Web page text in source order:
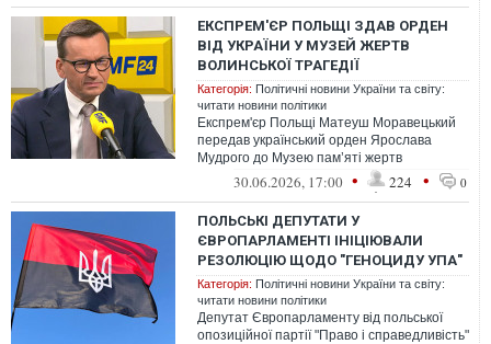
ЕКСПРЕМ'ЄР ПОЛЬЩІ ЗДАВ ОРДЕН
ВІД УКРАЇНИ У МУЗЕЙ ЖЕРТВ
ВОЛИНСЬКОЇ ТРАГЕДІЇ
Категорія: Політичні новини України та світу:
читати новини політики
Експрем'єр Польщі Матеуш Моравецький
передав український орден Ярослава
Мудрого до Музею пам’яті жертв
Волинської трагедії в Холмі.
30.06.2026, 17:00 • 224 • 0
ПОЛЬСЬКІ ДЕПУТАТИ У
ЄВРОПАРЛАМЕНТІ ІНІЦІЮВАЛИ
РЕЗОЛЮЦІЮ ЩОДО "ГЕНОЦИДУ УПА"
Категорія: Політичні новини України та світу:
читати новини політики
Депутат Європарламенту від польської
опозиційної партії "Право і справедливість"